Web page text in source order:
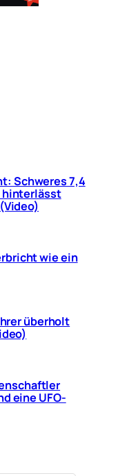
Schweres 7,4
hinterlässt
wie ein
überholt
eine UFO-